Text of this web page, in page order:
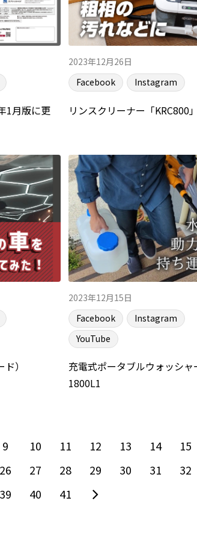
1月版に更
2023年12月26日
Facebook
Instagram
リンスクリーナー「KRC800
）
2023年12月15日
Facebook
Instagram
YouTube
充電式ポータブルウォッシャ
1800L1
9 10 11 12 13 14
15
26 27 28 29 30 31
32
39 40 41